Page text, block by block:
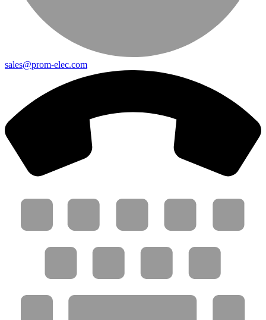
sales@prom-elec.com